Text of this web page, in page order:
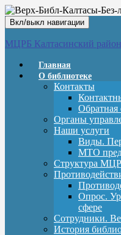
Вкл/выкл навигации
МЦРБ Калтасинский район
Главная
О библиотеке
Контакты
Обратная
Органы
Наши услуги
Виды.
МТО
Структура
Опрос.
сфере
Сотрудники.
История